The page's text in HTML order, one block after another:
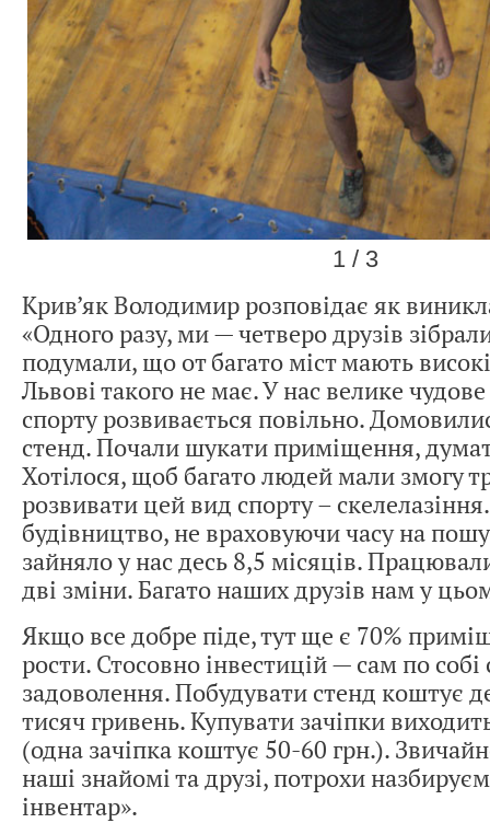
1 / 3
Крив’як Володимир розповідає як
«Одного разу, ми — четверо друзів
подумали, що от багато міст мають
Львові такого не має. У нас велике
спорту розвивається повільно.
стенд. Почали шукати приміщення,
Хотілося, щоб багато людей мали змогу
розвивати цей вид спорту –
будівництво, не враховуючи часу на
зайняло у нас десь 8,5 місяців.
дві зміни. Багато наших друзів нам у
Якщо все добре піде, тут ще є 70%
рости. Стосовно інвестицій — сам по
задоволення. Побудувати стенд коштує
тисяч гривень. Купувати зачіпки
(одна зачіпка коштує 50-60 грн.).
наші знайомі та друзі, потрохи
інвентар».